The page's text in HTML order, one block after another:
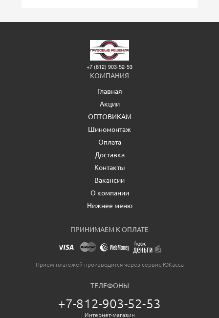
+7 (812) 903-52-53
КОМПАНИЯ
Главная
Акции
ОПТОВИКАМ
Шиномонтаж
Оплата
Доставка
Контакты
Вакансии
О компании
Нижнее меню
ПРИНИМАЕМ К ОПЛАТЕ
Прием платежей производится через сервис ЮКасса
ТЕЛЕФОНЫ
+7-812-903-52-53
Интернет-магазин